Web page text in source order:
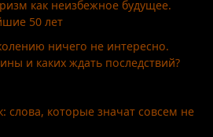
как неизбежное будущее.
50 лет
ничего не интересно.
и каких ждать последствий?
слова, которые значат совсем не